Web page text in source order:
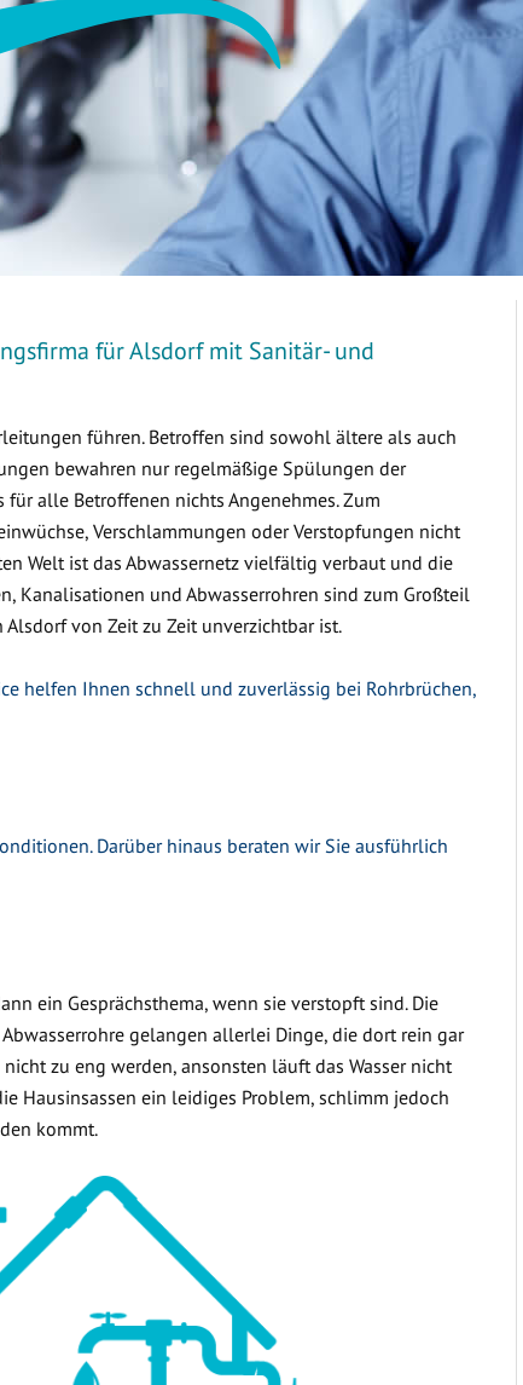
für Alsdorf mit Sanitär- und
führen. Betroffen sind sowohl ältere als auch
bewahren nur regelmäßige Spülungen der
für alle Betroffenen nichts Angenehmes. Zum
Verschlammungen oder Verstopfungen nicht
Welt ist das Abwassernetz vielfältig verbaut und die
Kanalisationen und Abwasserrohren sind zum Großteil
von Zeit zu Zeit unverzichtbar ist.
helfen Ihnen schnell und zuverlässig bei Rohrbrüchen,
Darüber hinaus beraten wir Sie ausführlich
ein Gesprächsthema, wenn sie verstopft sind. Die
gelangen allerlei Dinge, die dort rein gar
zu eng werden, ansonsten läuft das Wasser nicht
Hausinsassen ein leidiges Problem, schlimm jedoch
kommt.